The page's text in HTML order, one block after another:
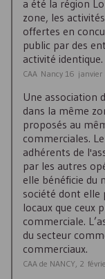
a été la région
zone, les
offertes en
public par des
activité identique.
CAA Nancy 16
Une association
dans la même
proposés au
commerciales.
adhérents de
par les autres
elle bénéficie du
société dont elle
locaux que ceux
commerciale.
du secteur
commerciaux.
CAA de NANCY, 2